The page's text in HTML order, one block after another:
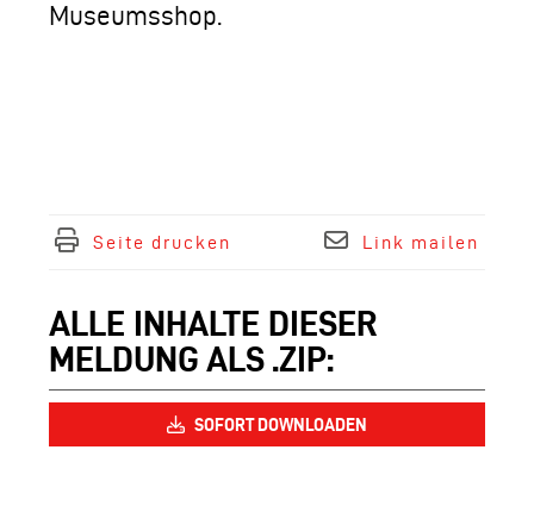
Museumsshop.
Seite drucken Link mailen
ALLE INHALTE DIESER
MELDUNG ALS .ZIP:
SOFORT DOWNLOADEN